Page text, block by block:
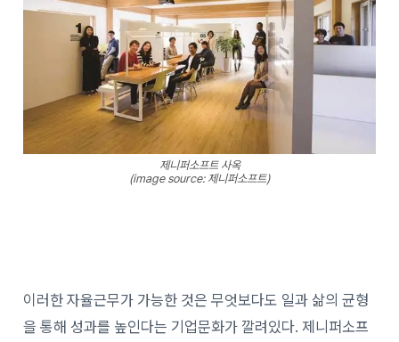
제니퍼소프트 사옥
(image source: 제니퍼소프트)
이러한 자율근무가 가능한 것은 무엇보다도 일과 삶의 균형
을 통해 성과를 높인다는 기업문화가 깔려있다. 제니퍼소프